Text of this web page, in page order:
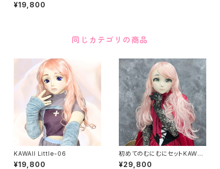
¥19,800
同じカテゴリの商品
KAWAII Little-06
¥19,800
初めてのむにむにセットKAWAII
Little-05
¥29,800